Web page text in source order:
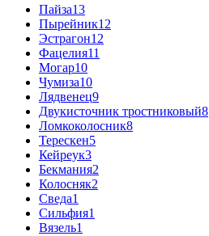
Пайза13
Пырейник12
Эстрагон12
Фацелия11
Могар10
Чумиза10
Лядвенец9
Двукисточник тростниковый8
Ломкоколосник8
Терескен5
Кейреук3
Бекмания2
Колосняк2
Сведа1
Сильфия1
Вязель1